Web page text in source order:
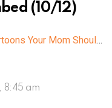
(10/12)
Mom Shouldn’t Let You Watch When You Were Young"
8:45 am